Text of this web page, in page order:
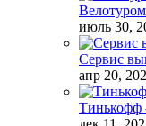
июль 30,
Сервис
апр 20,
Тинькофф